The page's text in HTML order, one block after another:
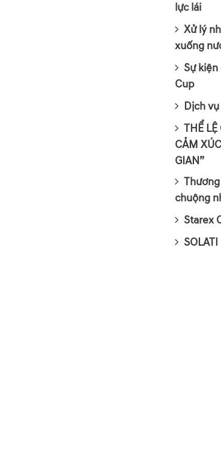
lực lái
Xử lý
xuống
Sự
Cup
Dịch
THỂ
CẢM
GIAN”
chuộng
Starex
SOLATI